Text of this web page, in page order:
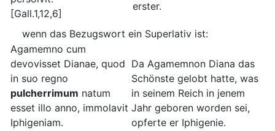
[Gall.1,12,6]
erster.
wenn das Bezugswort ein Superlativ ist:
Agamemno cum
devovisset Dianae, quod
in suo regno
pulcherrimum natum
esset illo anno, immolavit
Iphigeniam.
Da Agamemnon Diana das
Schönste gelobt hatte, was
in seinem Reich in jenem
Jahr geboren worden sei,
opferte er Iphigenie.